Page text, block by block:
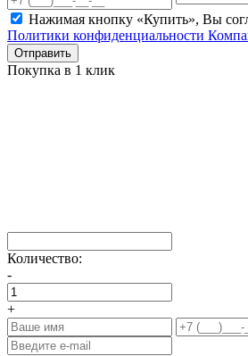
Нажимая кнопку «Купить», Вы
Политики конфиденциальности
Отправить
Покупка в 1 клик
Количество:
-
+